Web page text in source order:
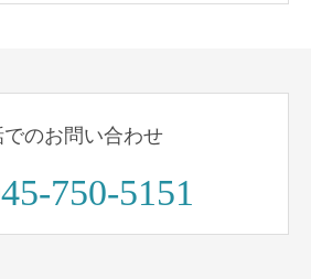
でのお問い合わせ
750-5151